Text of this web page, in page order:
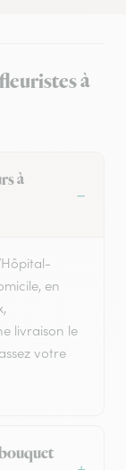
à
à
en
livraison le
votre